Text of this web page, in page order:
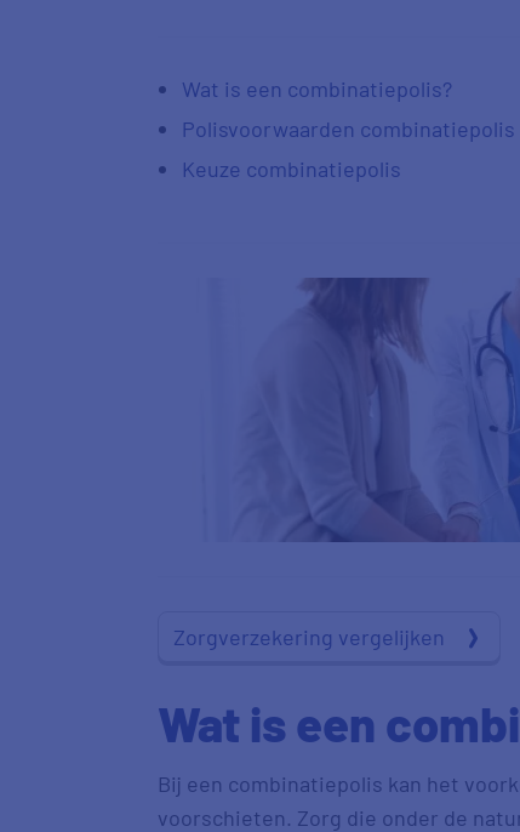
Wat is een combinatiepolis?
Polisvoorwaarden combinatiepolis
Keuze combinatiepolis
Zorgverzekering vergelijken
Wat is een
Bij een combinatiepolis kan het
voorschieten. Zorg die onder de